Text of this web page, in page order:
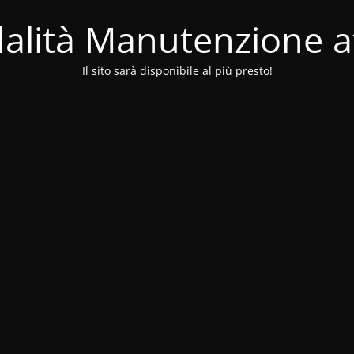
Manutenzione
Il sito sarà disponibile al più presto!